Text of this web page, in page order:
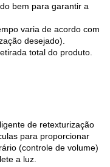
bem para garantir a
varia de acordo com
desejado).
total do produto.
de retexturização
para proporcionar
(controle de volume)
a luz.